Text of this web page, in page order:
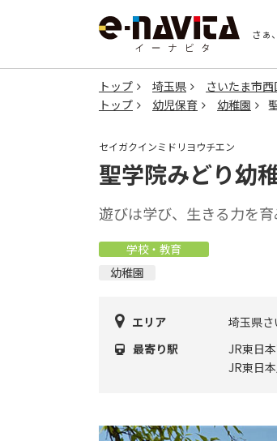
さぁ
トップ 埼玉県 さいたま市西
トップ
幼児保育 幼稚園
セイガクインミドリヨウチエン
聖学院みどり幼
遊びは学び、生きる力を
学校・教育
幼稚園
エリア
埼玉県
最寄り駅
JR東日
JR東日